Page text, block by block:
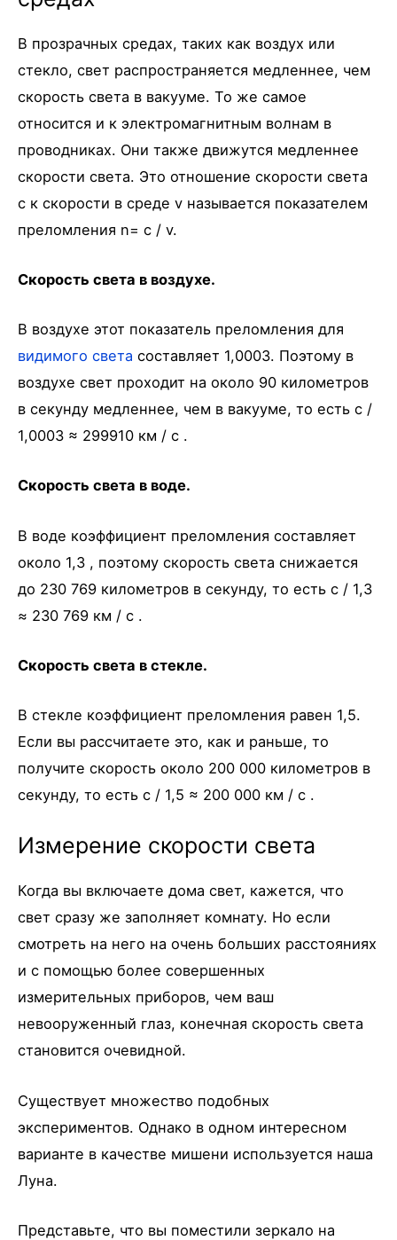
В прозрачных средах, таких как воздух или
стекло, свет распространяется медленнее, чем
скорость света в вакууме. То же самое
относится и к электромагнитным волнам в
проводниках. Они также движутся медленнее
скорости света. Это отношение скорости света
c к скорости в среде v называется показателем
преломления n= c / v.
Скорость света в воздухе.
В воздухе этот показатель преломления для
видимого света составляет 1,0003. Поэтому в
воздухе свет проходит на около 90 километров
в секунду медленнее, чем в вакууме, то есть c /
1,0003 ≈ 299910 км / с .
Скорость света в воде.
В воде коэффициент преломления составляет
около 1,3 , поэтому скорость света снижается
до 230 769 километров в секунду, то есть c / 1,3
≈ 230 769 км / с .
Скорость света в стекле.
В стекле коэффициент преломления равен 1,5.
Если вы рассчитаете это, как и раньше, то
получите скорость около 200 000 километров в
секунду, то есть c / 1,5 ≈ 200 000 км / с .
Измерение скорости света
Когда вы включаете дома свет, кажется, что
свет сразу же заполняет комнату. Но если
смотреть на него на очень больших расстояниях
и с помощью более совершенных
измерительных приборов, чем ваш
невооруженный глаз, конечная скорость света
становится очевидной.
Существует множество подобных
экспериментов. Однако в одном интересном
варианте в качестве мишени используется наша
Луна.
Представьте, что вы поместили зеркало на